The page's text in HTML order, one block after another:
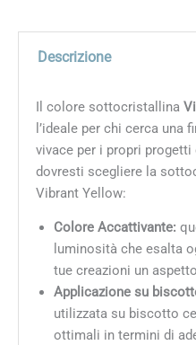
Descrizione
Il colore sottocristallina
l’ideale per chi cerca una
vivace per i propri
dovresti scegliere la
Vibrant Yellow:
Colore Accattivante:
luminosità che esalta
tue creazioni un
Applicazione su
utilizzata su biscotto
ottimali in termini di